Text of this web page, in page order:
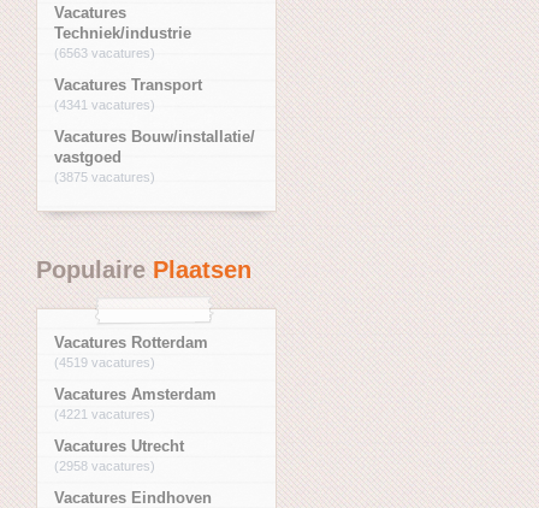
Vacatures
Techniek/industrie
(6563 vacatures)
Vacatures Transport
(4341 vacatures)
Vacatures Bouw/installatie/
vastgoed
(3875 vacatures)
PopulairePlaatsen
Vacatures Rotterdam
(4519 vacatures)
Vacatures Amsterdam
(4221 vacatures)
Vacatures Utrecht
(2958 vacatures)
Vacatures Eindhoven